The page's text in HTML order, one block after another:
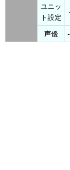
ユニッ
ト設定
声優 -